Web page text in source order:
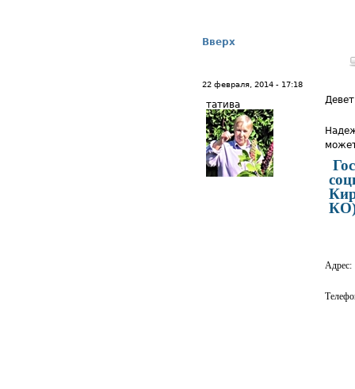
Вверх
22 февраля, 2014 - 17:18
татива
Адрес: